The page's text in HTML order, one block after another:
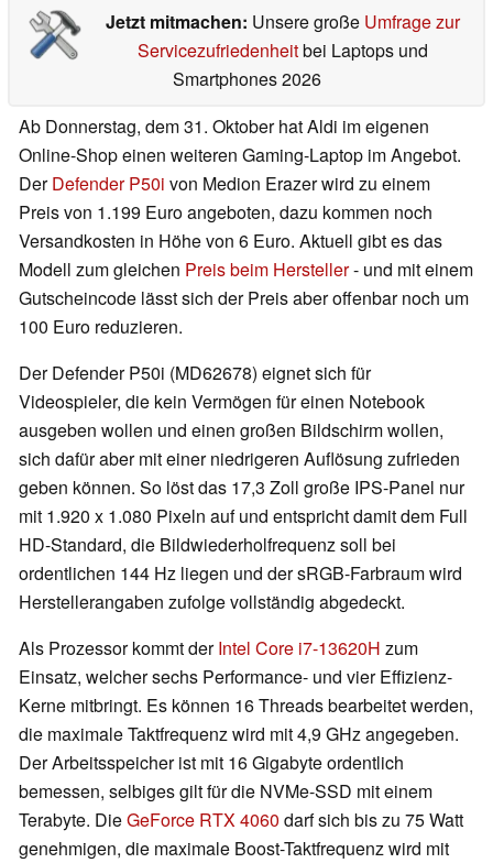
Jetzt mitmachen: Unsere große Umfrage zur
Servicezufriedenheitbei Laptops und
Smartphones 2026
Ab Donnerstag, dem 31. Oktober hat Aldi im eigenen
Online-Shop einen weiteren Gaming-Laptop im Angebot.
DerDefender P50i von Medion Erazer wird zu einem
Preis von 1.199 Euro angeboten, dazu kommen noch
Versandkosten in Höhe von 6 Euro. Aktuell gibt es das
Modell zum gleichen Preis beim Hersteller- und mit einem
Gutscheincode lässt sich der Preis aber offenbar noch um
100 Euro reduzieren.
Der Defender P50i (MD62678) eignet sich für
Videospieler, die kein Vermögen für einen Notebook
ausgeben wollen und einen großen Bildschirm wollen,
sich dafür aber mit einer niedrigeren Auflösung zufrieden
geben können. So löst das 17,3 Zoll große IPS-Panel nur
mit 1.920 x 1.080 Pixeln auf und entspricht damit dem Full
HD-Standard, die Bildwiederholfrequenz soll bei
ordentlichen 144 Hz liegen und der sRGB-Farbraum wird
Herstellerangaben zufolge vollständig abgedeckt.
Als Prozessor kommt derIntel Core i7-13620H zum
Einsatz, welcher sechs Performance- und vier Effizienz-
Kerne mitbringt. Es können 16 Threads bearbeitet werden,
die maximale Taktfrequenz wird mit 4,9 GHz angegeben.
Der Arbeitsspeicher ist mit 16 Gigabyte ordentlich
bemessen, selbiges gilt für die NVMe-SSD mit einem
Terabyte. DieGeForce RTX 4060 darf sich bis zu 75 Watt
genehmigen, die maximale Boost-Taktfrequenz wird mit